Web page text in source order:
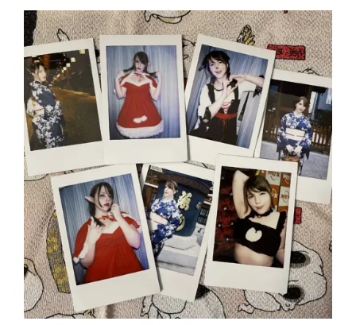
が
あ
り
ま
す。
オ
プ
シ
ョ
ン
は
商
品
ペ
ー
ジ
帯:
¥2,000
–
¥7,000
お買い物カゴに追加
/
詳細